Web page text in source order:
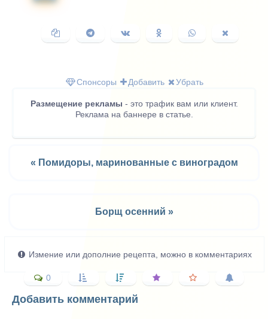
Копировать
ссылку
Поделиться
в
Поделиться
ВКонтакте
Поделиться
в
Поделиться
в
в
Спонсоры
Добавить Убрать
Размещение рекламы - это трафик вам или клиент.
Реклама на баннере в статье.
« Помидоры, маринованные с виноградом
Борщ осенний »
Измение или дополние рецепта, можно в комментариях
0
Добавить комментарий